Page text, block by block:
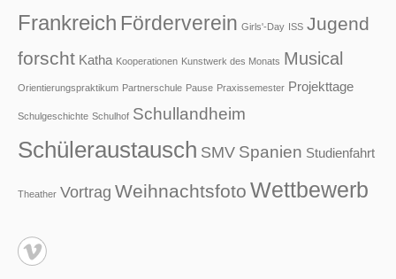
Frankreich Förderverein Girls'-Day ISS Jugend
forscht Katha Kooperationen Kunstwerk des Monats Musical
Orientierungspraktikum Partnerschule Pause Praxissemester Projekttage
Schulgeschichte Schulhof Schullandheim
Schüleraustausch SMV Spanien Studienfahrt
Theather Vortrag Weihnachtsfoto Wettbewerb